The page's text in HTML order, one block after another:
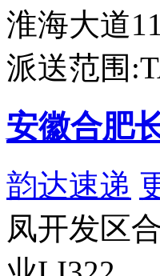
淮海大道
派送范围
安徽合肥
韵达速递
凤开发区